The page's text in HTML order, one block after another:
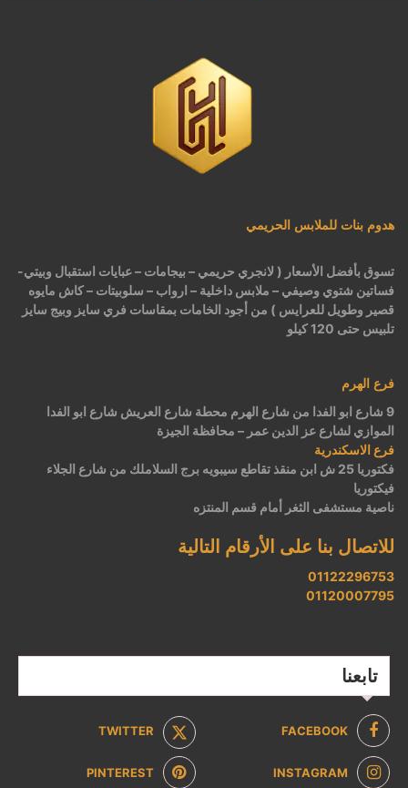
هدوم بنات للملابس الحريمي
تسوق بأفضل الأسعار ( لانجري حريمي – بيجامات – عبايات استقبال وبيتي-
فساتين شتوي وصيفي – ملابس داخلية – ارواب – سلوبيتات – كاش مايوه
قصير وطويل للعرايس ) من أجود الخامات بمقاسات فري سايز وبيج سايز
تلبيس حتى 120 كيلو
فرع الهرم
9 شارع ابو الفدا من شارع الهرم محطة شارع العريش شارع ابو الفدا
الموازي لشارع عز الدين عمر – محافظة الجيزة
فرع الاسكندرية
فكتوريا 25 ش ابن منقذ تقاطع سيبويه برج السلاملك من شارع الجلاء
فيكتوريا
ناصية مستشفى الثغر أمام قسم المنتزه
للاتصال بنا على الأرقام التالية
01122296753
01120007795
تابعنا
FACEBOOK
TWITTER
INSTAGRAM
PINTEREST